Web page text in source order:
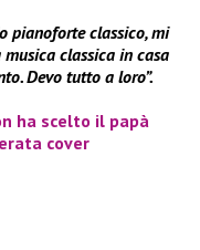
pianoforte classico, mi
classica in casa
Devo tutto a loro”.
ha scelto il papà
cover